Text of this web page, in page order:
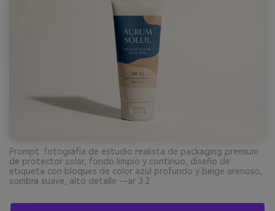
Prompt: fotografía de estudio realista de packaging premium
de protector solar, fondo limpio y continuo, diseño de
etiqueta con bloques de color azul profundo y beige arenoso,
sombra suave, alto detalle --ar 3:2